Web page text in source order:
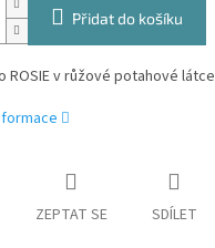
Přidat do košíku
ROSIE v růžové potahové látce
ZEPTAT SE SDÍLET